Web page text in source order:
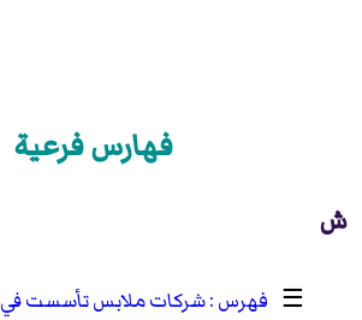
فهارس فرعية
ش
☰
شركات ملابس تأسست في 1911